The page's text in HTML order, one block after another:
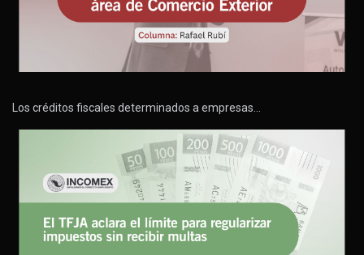
Los créditos fiscales determinados a empresas…